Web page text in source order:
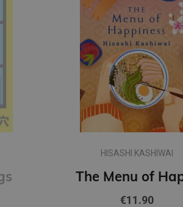
The Menu of Happiness
CHLOE LIESE
Happy Ending
€10.90